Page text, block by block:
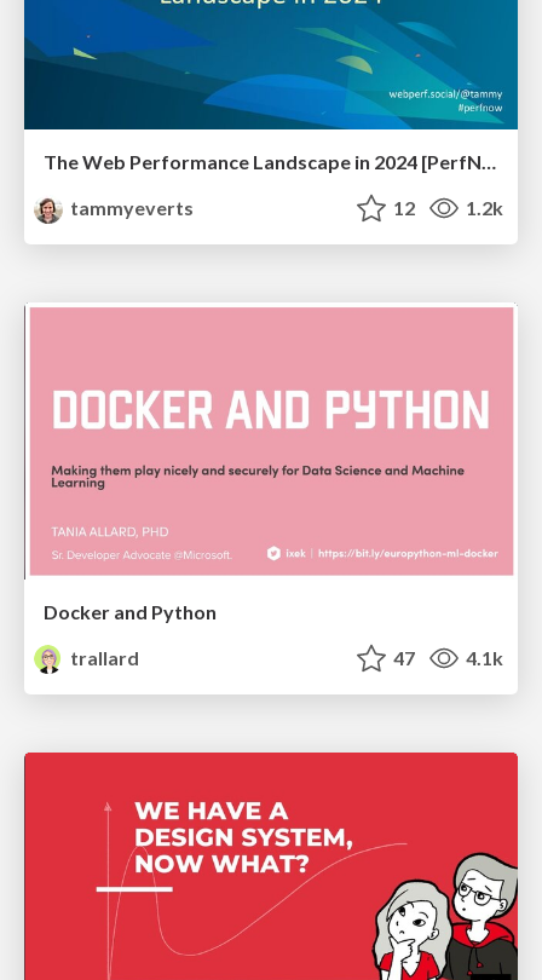
tammyeverts
12 1.2k
Docker and Python
trallard
47 4.1k